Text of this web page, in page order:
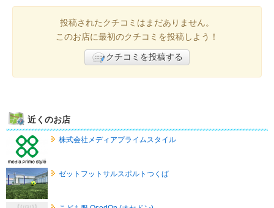
投稿されたクチコミはまだありません。
このお店に最初のクチコミを投稿しよう！
クチコミを投稿する
近くのお店
株式会社メディアプライムスタイル
ゼットフットサルスポルトつくば